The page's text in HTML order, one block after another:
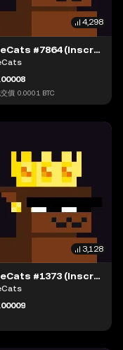
4,298
NodeCats #7864 (Inscription #63897168)
價 0.0001 BTC
3,128
NodeCats #1373 (Inscription #63869434)